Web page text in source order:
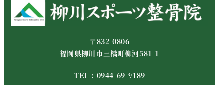
〒832-0806
福岡県柳川市三橋町柳河581-1
TEL : 0944-69-9189